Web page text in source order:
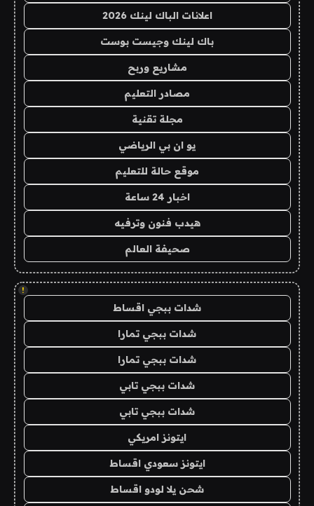
اعلانات الباك لينك 2026
باك لينك وجيست بوست
مشاريع وربح
مصادر التعليم
مجلة تقنية
يو ان بي الرياضي
موقع حالة للتعليم
اخبار 24 ساعة
هيدب فنون وترفيه
صحيفة العالم
!
شدات ببجي اقساط
شدات ببجي تمارا
شدات ببجي تمارا
شدات ببجي تابي
شدات ببجي تابي
ايتونز امريكي
ايتونز سعودي اقساط
شحن يلا لودو اقساط